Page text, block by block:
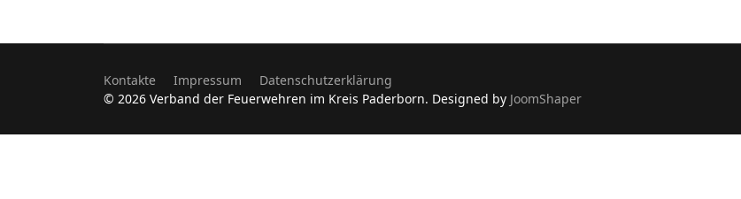
Kontakte Impressum
Datenschutzerklärung
© 2026 Verband der Feuerwehren im Kreis Paderborn. Designed by JoomShaper